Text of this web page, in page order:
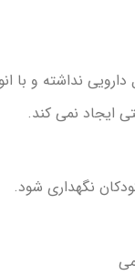
نداشته و با
ایجاد نمی کند.
نگهداری شود.